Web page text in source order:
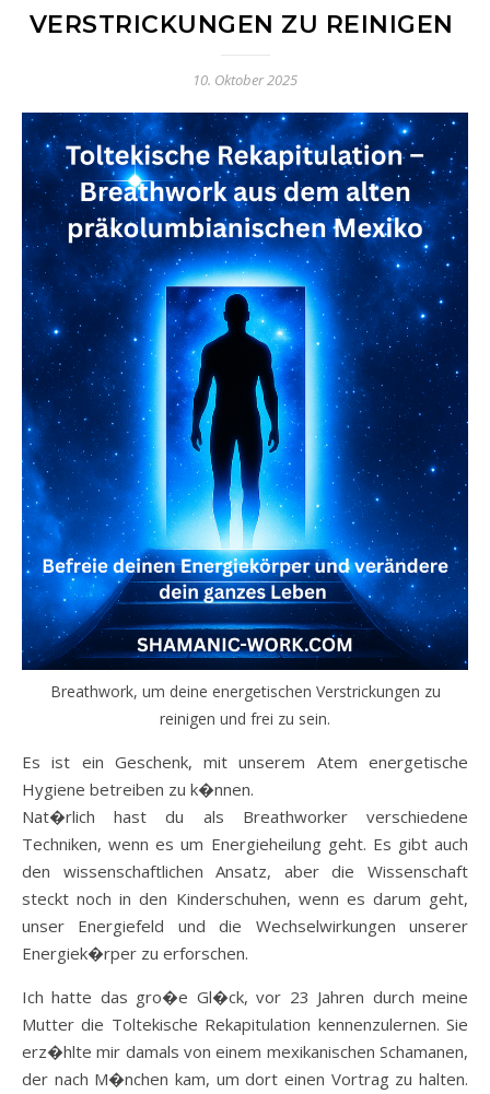
VERSTRICKUNGEN ZU REINIGEN
10. Oktober 2025
Breathwork, um deine energetischen Verstrickungen zu
reinigen und frei zu sein.
Es ist ein Geschenk, mit unserem Atem energetische
Hygiene betreiben zu k�nnen.
Nat�rlich hast du als Breathworker verschiedene
Techniken, wenn es um Energieheilung geht. Es gibt auch
den wissenschaftlichen Ansatz, aber die Wissenschaft
steckt noch in den Kinderschuhen, wenn es darum geht,
unser Energiefeld und die Wechselwirkungen unserer
Energiek�rper zu erforschen.
Ich hatte das gro�e Gl�ck, vor 23 Jahren durch meine
Mutter die Toltekische Rekapitulation kennenzulernen. Sie
erz�hlte mir damals von einem mexikanischen Schamanen,
der nach M�nchen kam, um dort einen Vortrag zu halten.